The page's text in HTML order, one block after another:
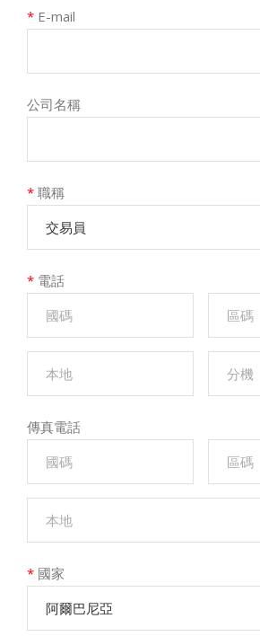
* E-mail
公司名稱
* 職稱
交易員
* 電話
傳真電話
* 國家
阿爾巴尼亞